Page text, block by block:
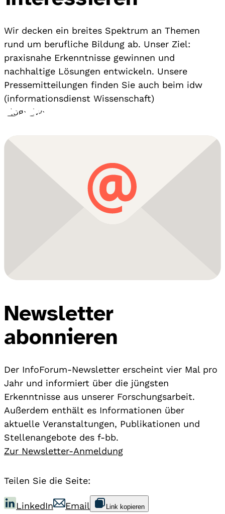
Wir decken ein breites Spektrum an Themen
rund um berufliche Bildung ab. Unser Ziel:
praxisnahe Erkenntnisse gewinnen und
nachhaltige Lösungen entwickeln. Unsere
Pressemitteilungen finden Sie auch beim idw
(informationsdienst Wissenschaft)
Blog› idw›
Newsletter
abonnieren
Der InfoForum-Newsletter erscheint vier Mal pro
Jahr und informiert über die jüngsten
Erkenntnisse aus unserer Forschungsarbeit.
Außerdem enthält es Informationen über
aktuelle Veranstaltungen, Publikationen und
Stellenangebote des f-bb.
Zur Newsletter-Anmeldung
Teilen Sie die Seite:
LinkedIn Email Link kopieren